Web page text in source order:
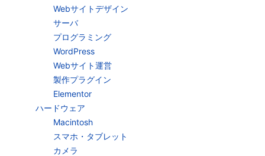
Webサイトデザイン
サーバ
プログラミング
WordPress
Webサイト運営
製作プラグイン
Elementor
ハードウェア
Macintosh
スマホ・タブレット
カメラ